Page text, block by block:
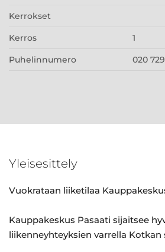
Kerrokset
Kerros 1
Puhelinnumero 020
Yleisesittely
Vuokrataan liiketilaa
Kauppakeskus Pasaati sijaitsee
liikenneyhteyksien varrella Kotkan